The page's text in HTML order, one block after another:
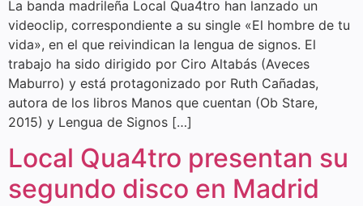
La banda madrileña Local Qua4tro han lanzado un
videoclip, correspondiente a su single «El hombre de tu
vida», en el que reivindican la lengua de signos. El
trabajo ha sido dirigido por Ciro Altabás (Aveces
Maburro) y está protagonizado por Ruth Cañadas,
autora de los libros Manos que cuentan (Ob Stare,
2015) y Lengua de Signos […]
Local Qua4tro presentan su
segundo disco en Madrid